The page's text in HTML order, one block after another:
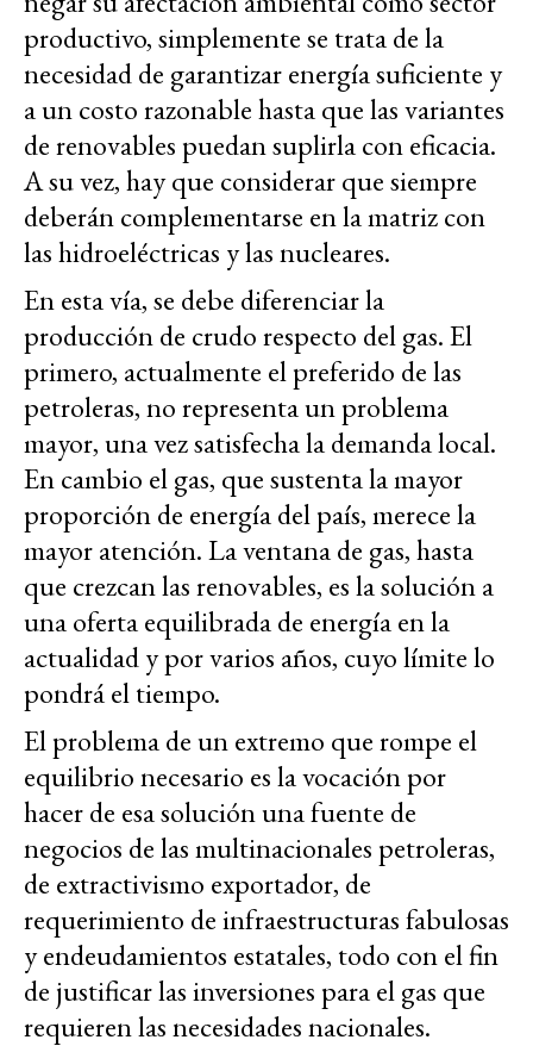
productivo, simplemente se trata de la
necesidad de garantizar energía suficiente y
a un costo razonable hasta que las variantes
de renovables puedan suplirla con eficacia.
A su vez, hay que considerar que siempre
deberán complementarse en la matriz con
las hidroeléctricas y las nucleares.
En esta vía, se debe diferenciar la
producción de crudo respecto del gas. El
primero, actualmente el preferido de las
petroleras, no representa un problema
mayor, una vez satisfecha la demanda local.
En cambio el gas, que sustenta la mayor
proporción de energía del país, merece la
mayor atención. La ventana de gas, hasta
que crezcan las renovables, es la solución a
una oferta equilibrada de energía en la
actualidad y por varios años, cuyo límite lo
pondrá el tiempo.
El problema de un extremo que rompe el
equilibrio necesario es la vocación por
hacer de esa solución una fuente de
negocios de las multinacionales petroleras,
de extractivismo exportador, de
requerimiento de infraestructuras fabulosas
y endeudamientos estatales, todo con el fin
de justificar las inversiones para el gas que
requieren las necesidades nacionales.